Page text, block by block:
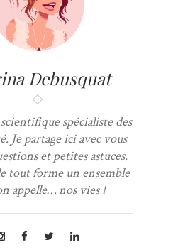
Debusquat
spécialiste des
Je partage ici avec vous
et petites astuces.
tout forme un ensemble
appelle… nos vies !